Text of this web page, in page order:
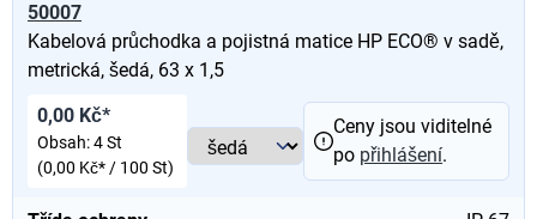
50007
Kabelová průchodka a pojistná matice HP ECO® v sadě,
metrická, šedá, 63 x 1,5
0,00 Kč*
Obsah:4 St
(0,00 Kč* / 100 St)
Ceny jsou viditelné
po přihlášení.